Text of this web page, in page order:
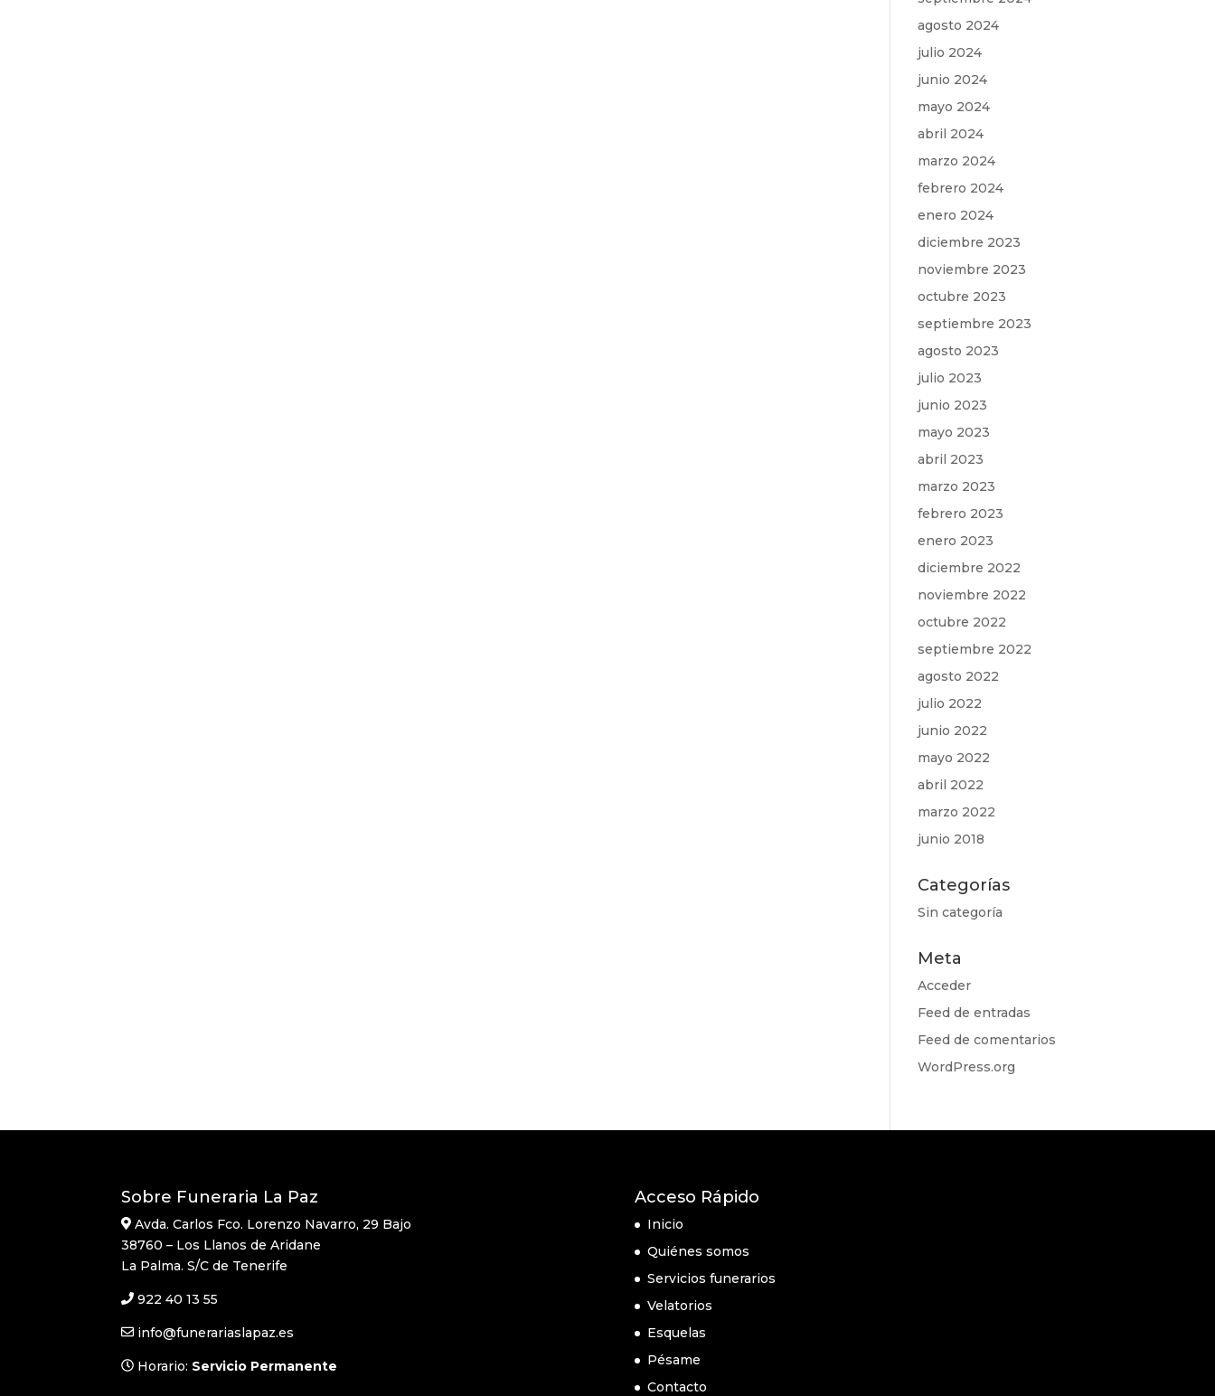
agosto 2024
julio 2024
junio 2024
mayo 2024
abril 2024
marzo 2024
febrero 2024
enero 2024
diciembre 2023
noviembre 2023
octubre 2023
septiembre 2023
agosto 2023
julio 2023
junio 2023
mayo 2023
abril 2023
marzo 2023
febrero 2023
enero 2023
diciembre 2022
noviembre 2022
octubre 2022
septiembre 2022
agosto 2022
julio 2022
junio 2022
mayo 2022
abril 2022
marzo 2022
junio 2018
Categorías
Sin categoría
Meta
Acceder
Feed de entradas
Feed de comentarios
WordPress.org
Sobre Funeraria La Paz
Avda. Carlos Fco. Lorenzo Navarro, 29 Bajo
38760 – Los Llanos de Aridane
La Palma. S/C de Tenerife
922 40 13 55
info@funerariaslapaz.es
Horario: Servicio Permanente
Acceso Rápido
Inicio
Quiénes somos
Servicios funerarios
Velatorios
Esquelas
Pésame
Contacto